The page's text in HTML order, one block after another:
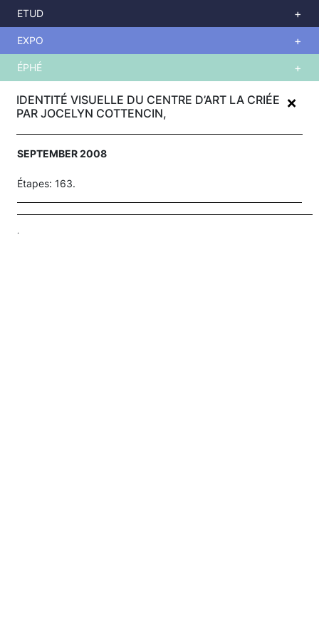
main
content
IDENTITÉ VISUELLE DU CENTRE D’ART LA CRIÉE
PAR JOCELYN COTTENCIN,
+
SEPTEMBER 2008
Étapes: 163.
.
ETUD
EXPO
ÉPHÉ